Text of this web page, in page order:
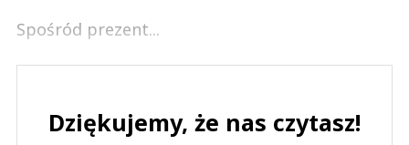
Spośród prezent...
Dziękujemy, że nas czytasz!